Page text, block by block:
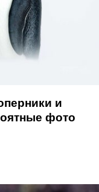
и
фото